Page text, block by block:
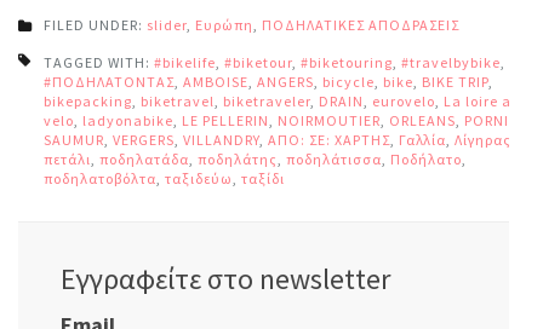
FILED UNDER: slider, Ευρώπη, ΠΟΔΗΛΑΤΙΚΕΣ ΑΠΟΔΡΑΣΕΙΣ
TAGGED WITH: #bikelife, #biketour, #biketouring, #travelbybike,
#ΠΟΔΗΛΑΤΟΝΤΑΣ, AMBOISE, ANGERS, bicycle, bike, BIKE TRIP,
bikepacking, biketravel, biketraveler, DRAIN, eurovelo, La loire a
velo, ladyonabike, LE PELLERIN, NOIRMOUTIER, ORLEANS, PORNIC
SAUMUR, VERGERS, VILLANDRY, ΑΠΟ: ΣΕ: ΧΑΡΤΗΣ, Γαλλία, Λίγηρας
πετάλι, ποδηλατάδα, ποδηλάτης, ποδηλάτισσα, Ποδήλατο,
ποδηλατοβόλτα, ταξιδεύω, ταξίδι
Εγγραφείτε στο newsletter